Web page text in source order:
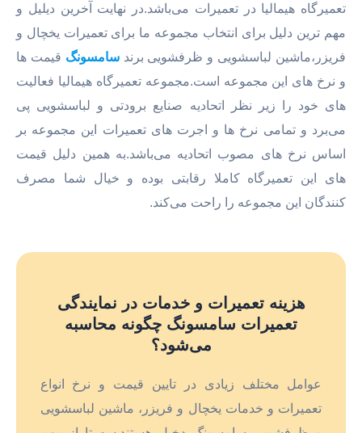
تعمیرگاه هیمالیا در تعمیرات می‌باشد.در نهایت آخرین دیلیل و
مهم ترین دلیل برای انتخاب مجموعه ما برای تعمیرات یخچال و
فریزر،ماشین لباسشویی و ظرفشویی برندسامسونگ قیمت ها
و نرخ های این مجموعه است.مجموعه تعمیرگاه هیمالیا فعالیت
های خود را زیر نظر اتحادیه صنایع برودتی و لباسشویی پی
می‌برد و تمامی نرخ ها و اجرت های تعمیرات این مجموعه بر
اساس نرخ های مصوب اتحادیه می‌باشد.به همین دلیل قیمت
های این تعمیرگاه کاملا رقابتی بوده و خیال شما مصرف
کنندگان این مجموعه را راحت می‌کند.
هزینه تعمیرات و خدمات در نمایندگی
تعمیرات سامسونگ چگونه محاسبه
می‌شود؟
عوامل مختلف زیادی در تایین قیمت و نرخ انواع
تعمیرات و خدمات یخچال و فریزر، ماشین لباسشویی